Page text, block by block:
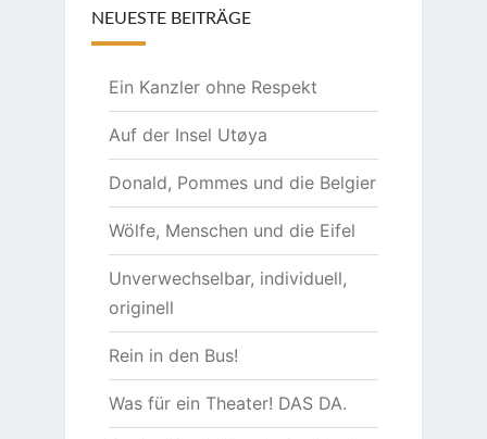
NEUESTE BEITRÄGE
Ein Kanzler ohne Respekt
Auf der Insel Utøya
Donald, Pommes und die Belgier
Wölfe, Menschen und die Eifel
Unverwechselbar, individuell,
originell
Rein in den Bus!
Was für ein Theater! DAS DA.